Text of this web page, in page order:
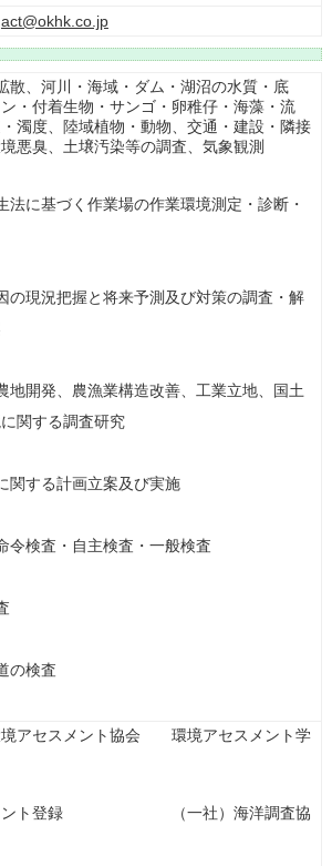
act@okhk.co.jp
散、河川・海域・ダム・湖沼の水質・底
・付着生物・サンゴ・卵稚仔・海藻・流
濁度、陸域植物・動物、交通・建設・隣接
悪臭、土壌汚染等の調査、気象観測
法に基づく作業場の作業環境測定・診断・
の現況把握と将来予測及び対策の調査・解
地開発、農漁業構造改善、工業立地、国土
関する調査研究
関する計画立案及び実施
検査・自主検査・一般検査
の検査
境アセスメント協会 環境アセスメント学
タント登録 （一社）海洋調査協